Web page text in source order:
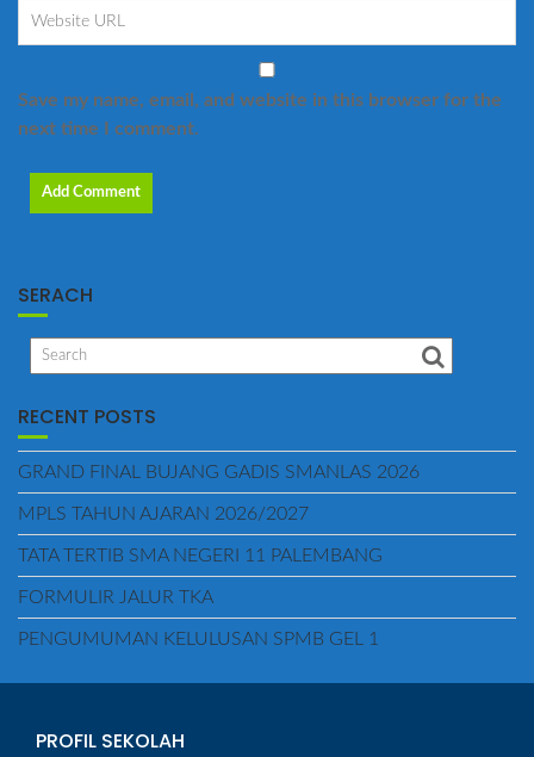
Save my name, email, and website in this browser for the
next time I comment.
SERACH
RECENT POSTS
GRAND FINAL BUJANG GADIS SMANLAS 2026
MPLS TAHUN AJARAN 2026/2027
TATA TERTIB SMA NEGERI 11 PALEMBANG
FORMULIR JALUR TKA
PENGUMUMAN KELULUSAN SPMB GEL 1
PROFIL SEKOLAH